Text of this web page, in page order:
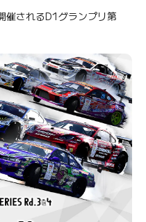
されるD1グランプリ第